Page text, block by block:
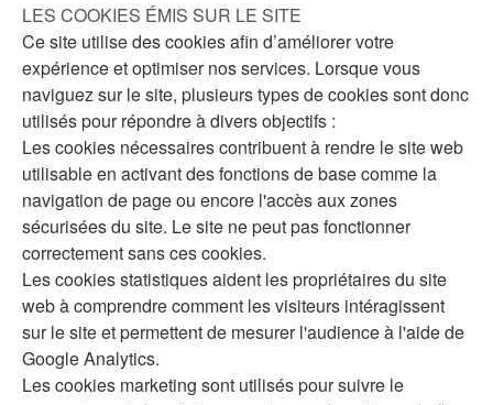
LES COOKIES ÉMIS SUR LE SITE
Ce site utilise des cookies afin d’améliorer votre
expérience et optimiser nos services. Lorsque vous
naviguez sur le site, plusieurs types de cookies sont donc
utilisés pour répondre à divers objectifs :
Les cookies nécessaires contribuent à rendre le site web
utilisable en activant des fonctions de base comme la
navigation de page ou encore l'accès aux zones
sécurisées du site. Le site ne peut pas fonctionner
correctement sans ces cookies.
Les cookies statistiques aident les propriétaires du site
web à comprendre comment les visiteurs intéragissent
sur le site et permettent de mesurer l'audience à l'aide de
Google Analytics.
Les cookies marketing sont utilisés pour suivre le